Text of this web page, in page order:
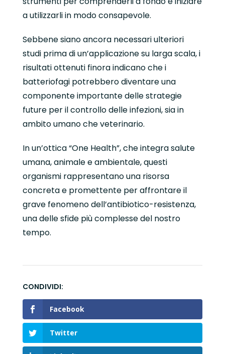
a utilizzarli in modo consapevole.
Sebbene siano ancora necessari ulteriori
studi prima di un’applicazione su larga scala, i
risultati ottenuti finora indicano che i
batteriofagi potrebbero diventare una
componente importante delle strategie
future per il controllo delle infezioni, sia in
ambito umano che veterinario.
In un’ottica “One Health”, che integra salute
umana, animale e ambientale, questi
organismi rappresentano una risorsa
concreta e promettente per affrontare il
grave fenomeno dell’antibiotico-resistenza,
una delle sfide più complesse del nostro
tempo.
Facebook
Twitter